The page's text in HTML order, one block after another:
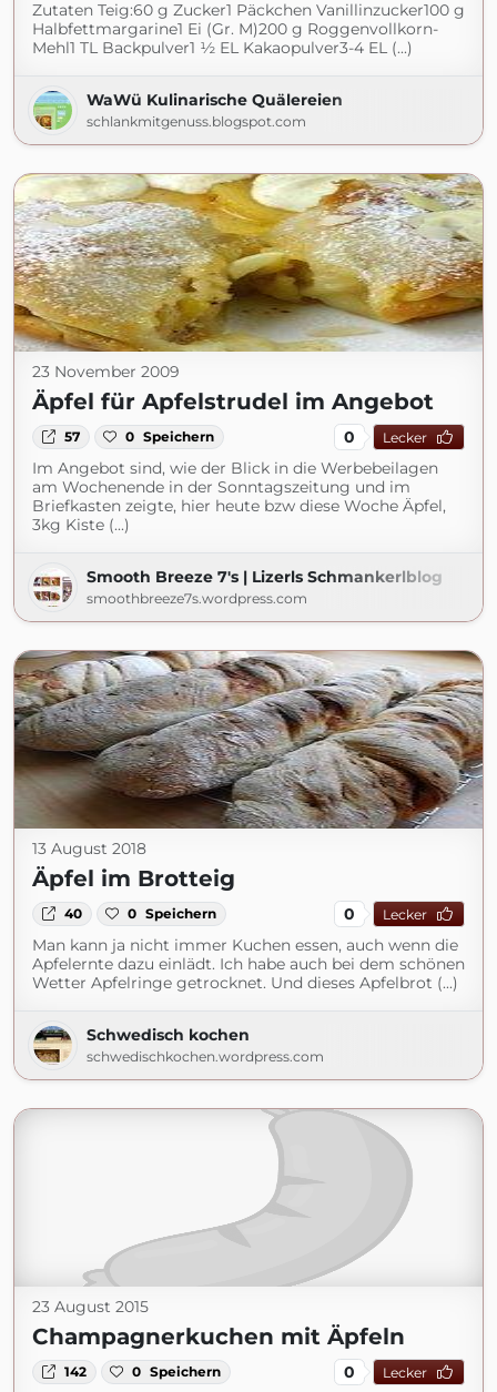
Zutaten Teig:60 g Zucker1 Päckchen Vanillinzucker100 g
Halbfettmargarine1 Ei (Gr. M)200 g Roggenvollkorn-
Mehl1 TL Backpulver1 ½ EL Kakaopulver3-4 EL (...)
WaWü Kulinarische Quälereien
schlankmitgenuss.blogspot.com
23 November 2009
Äpfel für Apfelstrudel im Angebot
57 0 Speichern 0 Lecker
Im Angebot sind, wie der Blick in die Werbebeilagen
am Wochenende in der Sonntagszeitung und im
Briefkasten zeigte, hier heute bzw diese Woche Äpfel,
3kg Kiste (...)
Smooth Breeze 7's | Lizerls Schmankerlblog
smoothbreeze7s.wordpress.com
13 August 2018
Äpfel im Brotteig
40 0 Speichern 0 Lecker
Man kann ja nicht immer Kuchen essen, auch wenn die
Apfelernte dazu einlädt. Ich habe auch bei dem schönen
Wetter Apfelringe getrocknet. Und dieses Apfelbrot (...)
Schwedisch kochen
schwedischkochen.wordpress.com
23 August 2015
Champagnerkuchen mit Äpfeln
142 0 Speichern 0 Lecker